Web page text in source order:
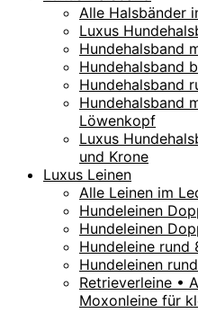
Alle Halsbänder
Luxus
Hundehalsband
Hundehalsband
Hundehalsband
Hundehalsband
Löwenkopf
Luxus
und Krone
Luxus Leinen
Alle Leinen im
Hundeleinen
Hundeleinen
Hundeleine rund
Hundeleinen
Retrieverleine •
Moxonleine für